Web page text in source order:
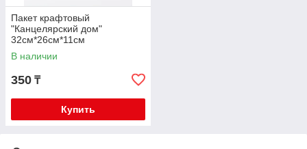
Пакет крафтовый
"Канцелярский дом"
32см*26см*11см
В наличии
350 ₸
Купить